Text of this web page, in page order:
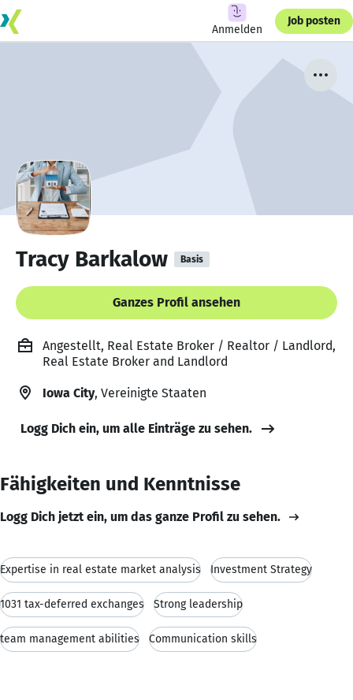
Anmelden
Job posten
Tracy Barkalow Basis
Ganzes Profil ansehen
Angestellt, Real Estate Broker / Realtor / Landlord,
Real Estate Broker and Landlord
Iowa City, Vereinigte Staaten
Logg Dich ein, um alle Einträge zu sehen.
Fähigkeiten und Kenntnisse
Logg Dich jetzt ein, um das ganze Profil zu sehen.
Expertise in real estate market analysis Investment Strategy
1031 tax-deferred exchanges Strong leadership
team management abilities Communication skills